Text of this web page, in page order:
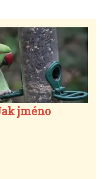
jméno